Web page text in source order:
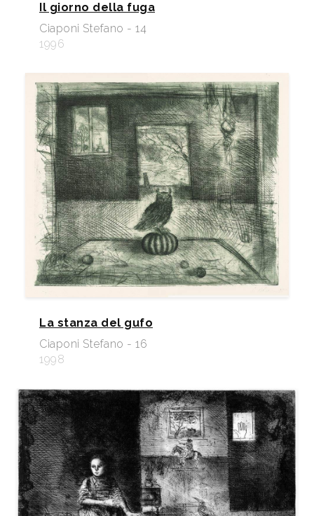
Il giorno della fuga
Ciaponi Stefano - 14
1996
La stanza del gufo
Ciaponi Stefano - 16
1998